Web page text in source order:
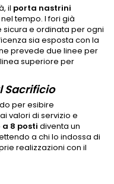
il porta nastrini
tempo. I fori già
e ordinata per ogni
sia esposta con la
prevede due linee per
superiore per
Sacrificio
per esibire
valori di servizio e
8 posti diventa un
a chi lo indossa di
realizzazioni con il